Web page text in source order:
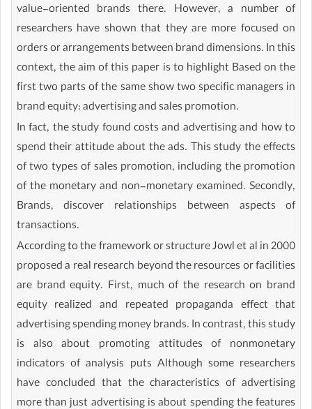
value-oriented brands there. However, a number of
researchers have shown that they are more focused on
orders or arrangements between brand dimensions. In this
context, the aim of this paper is to highlight Based on the
first two parts of the same show two specific managers in
brand equity: advertising and sales promotion.
In fact, the study found costs and advertising and how to
spend their attitude about the ads. This study the effects
of two types of sales promotion, including the promotion
of the monetary and non-monetary examined. Secondly,
Brands, discover relationships between aspects of
transactions.
According to the framework or structure Jowl et al in 2000
proposed a real research beyond the resources or facilities
are brand equity. First, much of the research on brand
equity realized and repeated propaganda effect that
advertising spending money brands. In contrast, this study
is also about promoting attitudes of nonmonetary
indicators of analysis puts Although some researchers
have concluded that the characteristics of advertising
more than just advertising is about spending the features